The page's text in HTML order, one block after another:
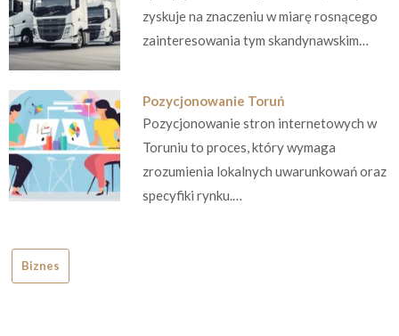
zyskuje na znaczeniu w miarę rosnącego
zainteresowania tym skandynawskim…
Pozycjonowanie Toruń
Pozycjonowanie stron internetowych w
Toruniu to proces, który wymaga
zrozumienia lokalnych uwarunkowań oraz
specyfiki rynku.…
Biznes